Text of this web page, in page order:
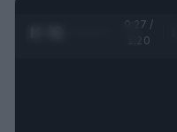
0:28 /
1:20